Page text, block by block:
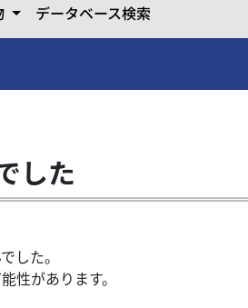
すカテゴリーを開きます
データベース検索
した
した。
性があります。